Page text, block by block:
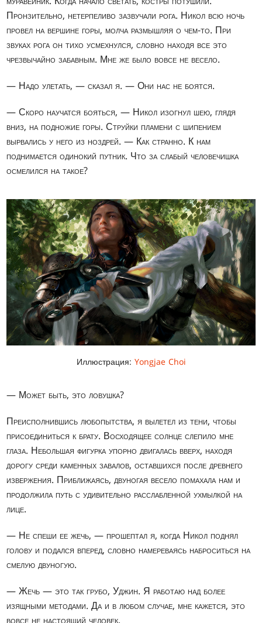
Пронзительно, нетерпеливо зазвучали рога. Никол всю ночь
провел на вершине горы, молча размышляя о чем-то. При
звуках рога он тихо усмехнулся, словно находя все это
чрезвычайно забавным. Мне же было вовсе не весело.
— Надо улетать, — сказал я. — Они нас не боятся.
— Скоро научатся бояться, — Никол изогнул шею, глядя
вниз, на подножие горы. Струйки пламени с шипением
вырвались у него из ноздрей. — Как странно. К нам
поднимается одинокий путник. Что за слабый человечишка
осмелился на такое?
Иллюстрация: Yongjae Choi
— Может быть, это ловушка?
Преисполнившись любопытства, я вылетел из тени, чтобы
присоединиться к брату. Восходящее солнце слепило мне
глаза. Небольшая фигурка упорно двигалась вверх, находя
дорогу среди каменных завалов, оставшихся после древнего
извержения. Приближаясь, двуногая весело помахала нам и
продолжила путь с удивительно расслабленной ухмылкой на
лице.
— Не спеши ее жечь, — прошептал я, когда Никол поднял
голову и подался вперед, словно намереваясь наброситься на
смелую двуногую.
— Жечь — это так грубо, Уджин. Я работаю над более
изящными методами. Да и в любом случае, мне кажется, это
вовсе не настоящий человек.